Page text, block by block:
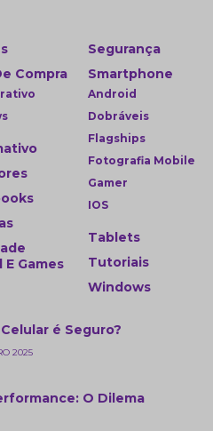
Compra
Games
Segurança
Smartphone
Android
Dobráveis
Flagships
Fotografia Mobile
Gamer
IOS
Tablets
Tutoriais
Windows
é Seguro?
2025
O Dilema